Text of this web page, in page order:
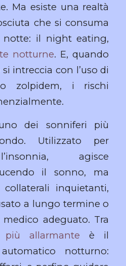
Ma esiste una realtà
che si consuma
notte: il night eating,
notturne. E, quando
intreccia con l’uso di
zolpidem, i rischi
dei sonniferi più
Utilizzato per
agisce
il sonno, ma
inquietanti,
a lungo termine o
adeguato. Tra
allarmante è il
notturno: